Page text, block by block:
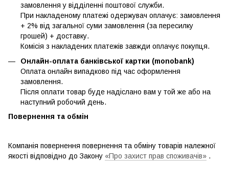
замовлення у відділенні поштової служби.
При накладеному платежі одержувач оплачує: замовлення
+ 2% від загальної суми замовлення (за пересилку
грошей) + доставку.
Комісія з накладених платежів завжди оплачує покупця.
Онлайн-оплата банківської картки (monobank)
Оплата онлайн випадково під час оформлення
замовлення.
Після оплати товар буде надіслано вам у той же або на
наступний робочий день.
Повернення та обмін
Компанія повернення повернення та обміну товарів належної
якості відповідно до Закону «Про захист прав споживачів» .